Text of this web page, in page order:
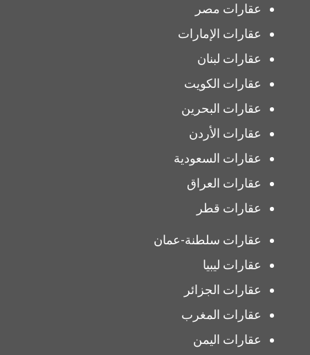
عقارات مصر
عقارات الإمارات
عقارات لبنان
عقارات الكويت
عقارات البحرين
عقارات الأردن
عقارات السعودية
عقارات العراق
عقارات قطر
عقارات سلطنة-عمان
عقارات ليبيا
عقارات الجزائر
عقارات المغرب
عقارات اليمن